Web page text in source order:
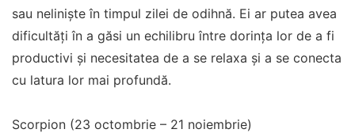
sau neliniște în timpul zilei de odihnă. Ei ar putea avea
dificultăți în a găsi un echilibru între dorința lor de a fi
productivi și necesitatea de a se relaxa și a se conecta
cu latura lor mai profundă.
Scorpion (23 octombrie – 21 noiembrie)